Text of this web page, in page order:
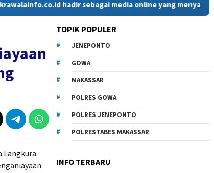
hadir sebagai media online yang menyajikan
Langkura
TOPIK POPULER
JENEPONTO
GOWA
MAKASSAR
POLRES GOWA
POLRES JENEPONTO
POLRESTABES MAKASSAR
INFO TERBARU